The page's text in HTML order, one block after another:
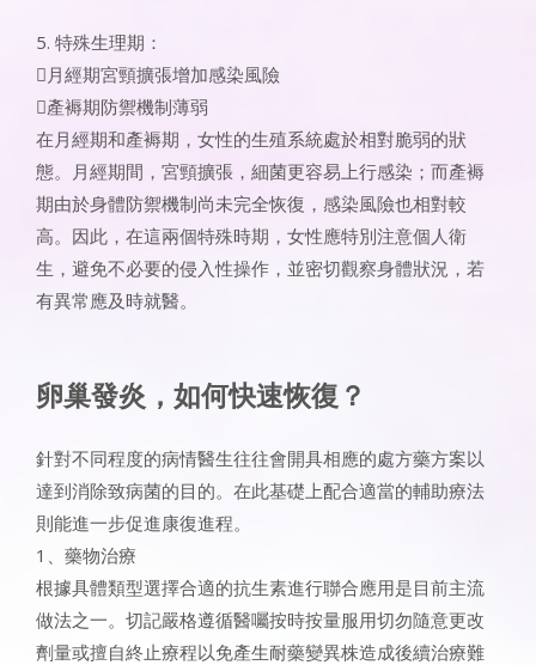
5. 特殊生理期：
月經期宮頸擴張增加感染風險
產褥期防禦機制薄弱
在月經期和產褥期，女性的生殖系統處於相對脆弱的狀
態。月經期間，宮頸擴張，細菌更容易上行感染；而產褥
期由於身體防禦機制尚未完全恢復，感染風險也相對較
高。因此，在這兩個特殊時期，女性應特別注意個人衛
生，避免不必要的侵入性操作，並密切觀察身體狀況，若
有異常應及時就醫。
卵巢發炎，如何快速恢復？
針對不同程度的病情醫生往往會開具相應的處方藥方案以
達到消除致病菌的目的。在此基礎上配合適當的輔助療法
則能進一步促進康復進程。
1、藥物治療
根據具體類型選擇合適的抗生素進行聯合應用是目前主流
做法之一。切記嚴格遵循醫囑按時按量服用切勿隨意更改
劑量或擅自終止療程以免產生耐藥變異株造成後續治療難